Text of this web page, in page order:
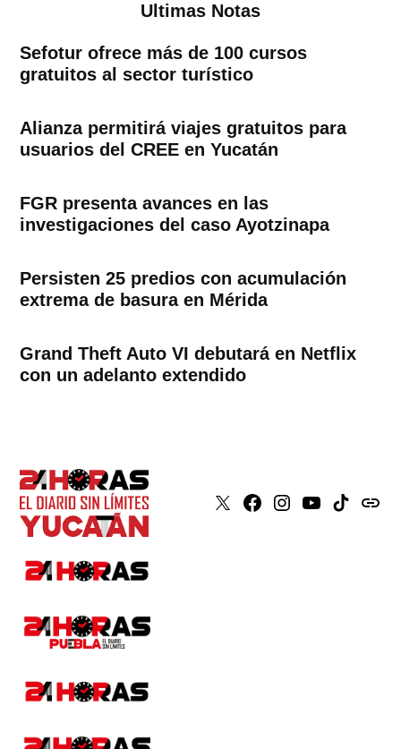
Ultimas Notas
Sefotur ofrece más de 100 cursos
gratuitos al sector turístico
Alianza permitirá viajes gratuitos para
usuarios del CREE en Yucatán
FGR presenta avances en las
investigaciones del caso Ayotzinapa
Persisten 25 predios con acumulación
extrema de basura en Mérida
Grand Theft Auto VI debutará en Netflix
con un adelanto extendido
X Faceboook
Instagram
YoutubeTiktokissuu